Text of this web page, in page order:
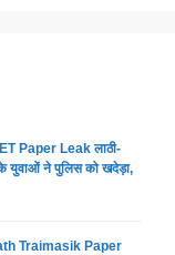
Paper Leak लाठी-
के युवाओं ने पुलिस को खदेड़ा,
Traimasik Paper